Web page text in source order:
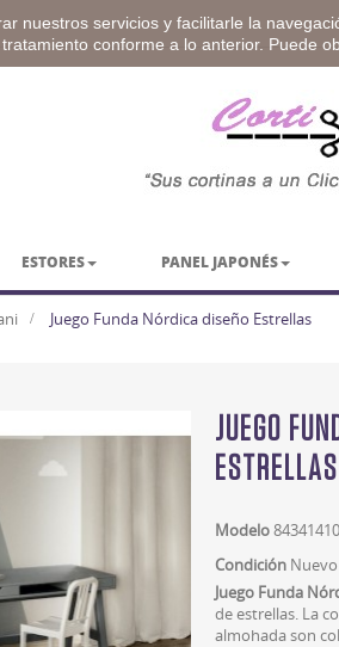
ESTORES PANEL JAPONÉS
> Juego Funda Nórdica diseño Estrellas
JUEGO
ESTRELLAS
Modelo
Condición Nuevo
Juego Funda
de estrellas. La
almohada son
nuestros servicios y facilitarle la
conforme a lo anterior. Puede